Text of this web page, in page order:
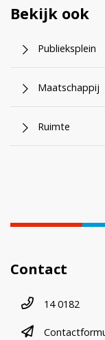
Bekijk ook
Publieksplein
Maatschappij
Ruimte
Contact
Telefoonnummer
14 0182
contactformulier